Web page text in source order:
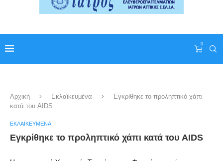
0
Αρχική Εκλαϊκευμένα
Εγκρίθηκε το προληπτικό χάπι
κατά του AIDS
ΕΚΛΑΪΚΕΥΜΈΝΑ
Εγκρίθηκε το προληπτικό χάπι κατά του AIDS